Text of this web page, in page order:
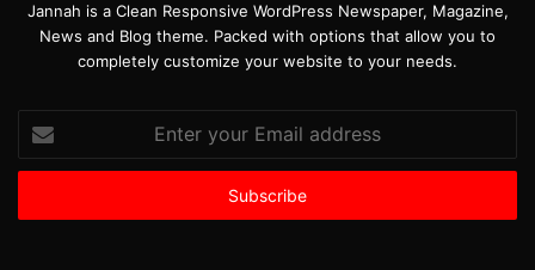
Jannah is a Clean Responsive WordPress Newspaper, Magazine,
News and Blog theme. Packed with options that allow you to
completely customize your website to your needs.
Enter
your
Email